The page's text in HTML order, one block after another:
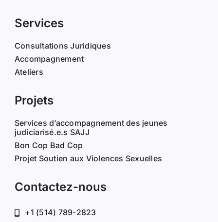
Services
Consultations Juridiques
Accompagnement
Ateliers
Projets
Services d’accompagnement des jeunes
judiciarisé.e.s SAJJ
Bon Cop Bad Cop
Projet Soutien aux Violences Sexuelles
Contactez-nous
+1 (514) 789-2823